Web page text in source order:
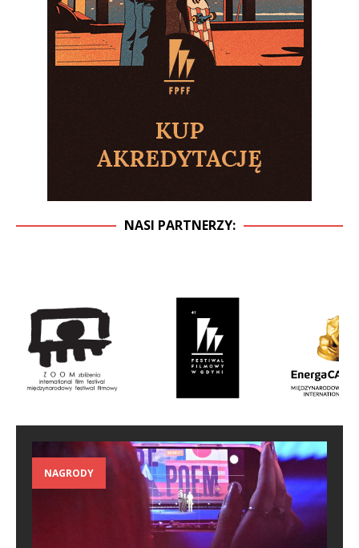
NASI PARTNERZY:
NAGRODY